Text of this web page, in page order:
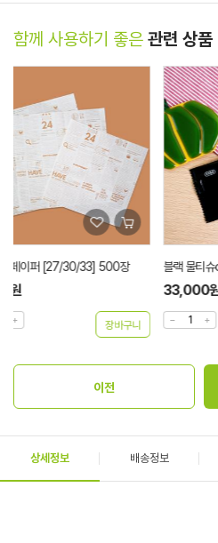
함께 사용하기 좋은 관련 상품
블랙 물티슈opp 1000매
33,000원
상세정보 배송정보